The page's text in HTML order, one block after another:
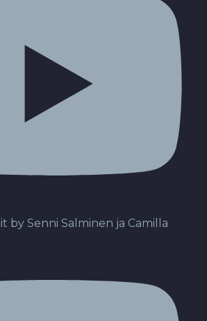
by Senni Salminen ja Camilla